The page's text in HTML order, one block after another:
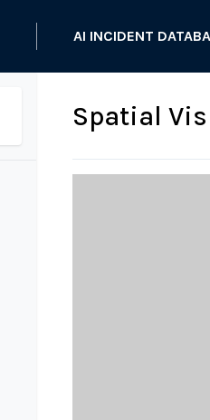
AI INCIDENT
Spatial